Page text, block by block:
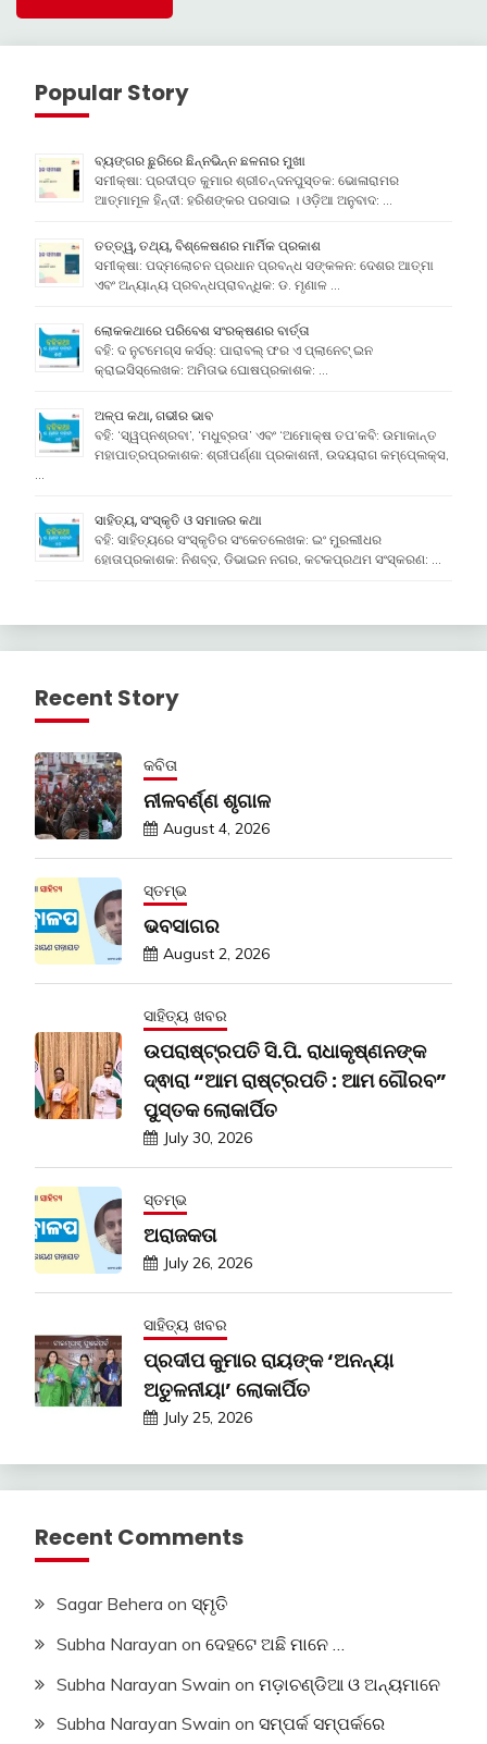
Popular Story
ବ୍ୟଙ୍ଗର ଛୁରିରେ ଛିନ୍ନଭିନ୍ନ ଛଳନାର ମୁଖା
ସମୀକ୍ଷା: ପ୍ରଦୀପ୍ତ କୁମାର ଶ୍ରୀଚନ୍ଦନପୁସ୍ତକ: ଭୋଳାରାମର
ଆତ୍ମାମୂଳ ହିନ୍ଦୀ: ହରିଶଙ୍କର ପରସାଇ । ଓଡ଼ିଆ ଅନୁବାଦ: …
ତତ୍ତ୍ୱ, ତଥ୍ୟ, ବିଶ୍ଳେଷଣର ମାର୍ମିକ ପ୍ରକାଶ
ସମୀକ୍ଷା: ପଦ୍ମଲୋଚନ ପ୍ରଧାନ ପ୍ରବନ୍ଧ ସଙ୍କଳନ: ଦେଶର ଆତ୍ମା
ଏବଂ ଅନ୍ୟାନ୍ୟ ପ୍ରବନ୍ଧପ୍ରାବନ୍ଧିକ: ଡ. ମୃଣାଳ …
ଲୋକକଥାରେ ପରିବେଶ ସଂରକ୍ଷଣର ବାର୍ତ୍ତା
ବହି: ଦ ନୁଟମେଗ୍ସ କର୍ସର୍: ପାରାବଲ୍ ଫର ଏ ପ୍ଲାନେଟ୍ ଇନ
କ୍ରାଇସିସ୍ଲେଖକ: ଅମିତାଭ ଘୋଷପ୍ରକାଶକ: …
ଅଳ୍ପ କଥା, ଗଭୀର ଭାବ
ବହି: ‘ସ୍ୱପ୍ନଶ୍ରବା’, ‘ମଧୁବ୍ରତା’ ଏବଂ ‘ଅମୋକ୍ଷ ତପ’କବି: ଉମାକାନ୍ତ
ମହାପାତ୍ରପ୍ରକାଶକ: ଶ୍ରୀପର୍ଣ୍ଣା ପ୍ରକାଶନୀ, ଉଦୟରାଗ କମ୍ପେ୍ଲକ୍ସ,
…
ସାହିତ୍ୟ, ସଂସ୍କୃତି ଓ ସମାଜର କଥା
ବହି: ସାହିତ୍ୟରେ ସଂସ୍କୃତିର ସଂକେତଲେଖକ: ଇଂ ମୁରଲୀଧର
ହୋତାପ୍ରକାଶକ: ନିଶବ୍ଦ, ଡିଭାଇନ ନଗର, କଟକପ୍ରଥମ ସଂସ୍କରଣ: …
Recent Story
କବିତା
ନୀଳବର୍ଣ୍ଣ ଶୃଗାଳ
August 4, 2026
ସ୍ତମ୍ଭ
ଭବସାଗର
August 2, 2026
ସାହିତ୍ୟ ଖବର
ଉପରାଷ୍ଟ୍ରପତି ସି.ପି. ରାଧାକୃଷ୍ଣନଙ୍କ
ଦ୍ଵାରା “ଆମ ରାଷ୍ଟ୍ରପତି : ଆମ ଗୌରବ”
ପୁସ୍ତକ ଲୋକାର୍ପିତ
July 30, 2026
ସ୍ତମ୍ଭ
ଅରାଜକତା
July 26, 2026
ସାହିତ୍ୟ ଖବର
ପ୍ରଦୀପ କୁମାର ରାୟଙ୍କ ‘ଅନନ୍ୟା
ଅତୁଳନୀୟା’ ଲୋକାର୍ପିତ
July 25, 2026
Recent Comments
Sagar Behera on ସ୍ମୃତି
Subha Narayan on ଦେହଟେ ଅଛି ମାନେ …
Subha Narayan Swain on ମଡ଼ାଚଣ୍ଡିଆ ଓ ଅନ୍ୟମାନେ
Subha Narayan Swain on ସମ୍ପର୍କ ସମ୍ପର୍କରେ